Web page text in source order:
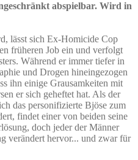
abspielbar. Wird in
lässt sich Ex-Homicide Cop
früheren Job ein und verfolgt
Während er immer tiefer in
und Drogen hineingezogen
ihn einige Grausamkeiten mit
er sich geheftet hat. Als der
das personifizierte Bjöse zum
findet einer von beiden seine
doch jeder der Männer
verändert hervor... und zwar für